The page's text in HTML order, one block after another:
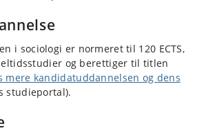
i sociologi er normeret til 120 ECTS,
og berettiger til titlen
mere kandidatuddannelsen og dens
studieportal).